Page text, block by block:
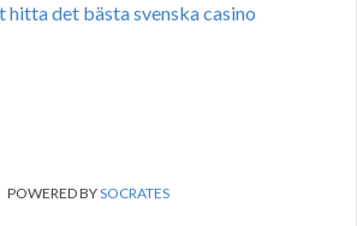
hitta det bästa svenska casino
POWERED BYSOCRATES